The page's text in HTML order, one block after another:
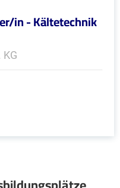
in - Kältetechnik